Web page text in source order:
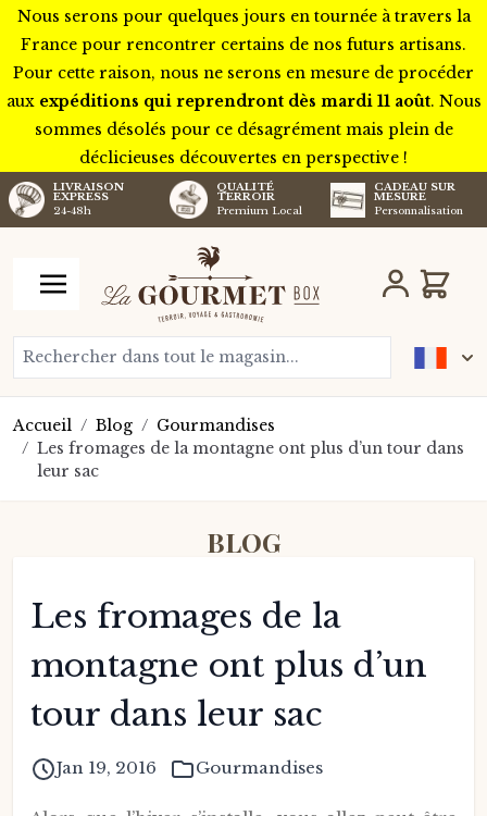
Nous serons pour quelques jours en tournée à travers la
France pour rencontrer certains de nos futurs artisans.
Pour cette raison, nous ne serons en mesure de procéder
aux expéditions qui reprendront dès mardi 11 août. Nous
sommes désolés pour ce désagrément mais plein de
déclicieuses découvertes en perspective !
LIVRAISON
EXPRESS
24-48h
QUALITÉ
TERROIR
Premium Local
CADEAU SUR
MESURE
Personnalisation
Rechercher dans tout le magasin...
Chariot
Accueil / Blog / Gourmandises
/ Les fromages de la montagne ont plus d’un tour dans
leur sac
BLOG
Les fromages de la
montagne ont plus d’un
tour dans leur sac
Jan 19, 2016 Gourmandises